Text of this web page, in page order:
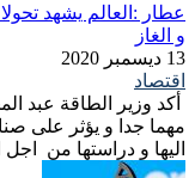
عطار :العالم يشهد
و الغاز
13 ديسمبر 2020
اقتصاد
أكد وزير الطاقة عبد
مهما جدا و يؤثر على
اليها و دراستها من اجل